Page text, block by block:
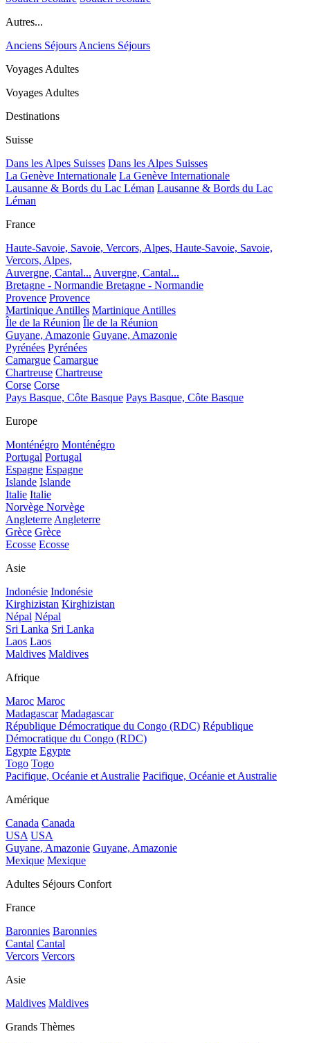
Autres...
Anciens Séjours Anciens Séjours
Voyages Adultes
Voyages Adultes
Destinations
Suisse
Dans les Alpes Suisses Dans les Alpes Suisses
La Genève Internationale La Genève Internationale
Lausanne & Bords du Lac Léman Lausanne & Bords du Lac
Léman
France
Haute-Savoie, Savoie, Vercors, Alpes, Haute-Savoie, Savoie,
Vercors, Alpes,
Auvergne, Cantal... Auvergne, Cantal...
Bretagne - Normandie Bretagne - Normandie
Provence Provence
Martinique Antilles Martinique Antilles
Île de la Réunion Île de la Réunion
Guyane, Amazonie Guyane, Amazonie
Pyrénées Pyrénées
Camargue Camargue
Chartreuse Chartreuse
Corse Corse
Pays Basque, Côte Basque Pays Basque, Côte Basque
Europe
Monténégro Monténégro
Portugal Portugal
Espagne Espagne
Islande Islande
Italie Italie
Norvège Norvège
Angleterre Angleterre
Grèce Grèce
Ecosse Ecosse
Asie
Indonésie Indonésie
Kirghizistan Kirghizistan
Népal Népal
Sri Lanka Sri Lanka
Laos Laos
Maldives Maldives
Afrique
Maroc Maroc
Madagascar Madagascar
République Démocratique du Congo (RDC) République
Démocratique du Congo (RDC)
Egypte Egypte
Togo Togo
Pacifique, Océanie et Australie Pacifique, Océanie et Australie
Amérique
Canada Canada
USA USA
Guyane, Amazonie Guyane, Amazonie
Mexique Mexique
Adultes Séjours Confort
France
Baronnies Baronnies
Cantal Cantal
Vercors Vercors
Asie
Maldives Maldives
Grands Thèmes